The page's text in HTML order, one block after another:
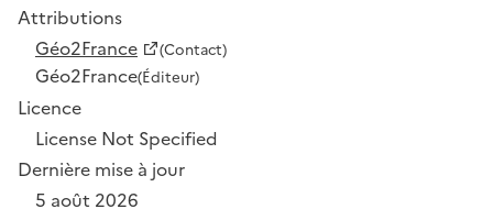
Attributions
Géo2France
(Contact)
Géo2France(Éditeur)
Licence
License Not Specified
Dernière mise à jour
5 août 2026